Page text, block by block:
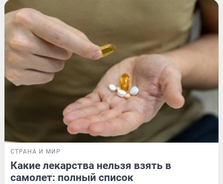
СТРАНА И МИР
Какие лекарства нельзя взять в
самолет: полный список